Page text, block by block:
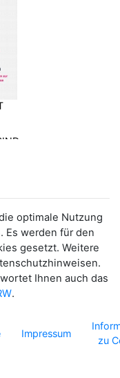
optimale Nutzung
Es werden für den
gesetzt. Weitere
Ihnen auch das
.
Impressum
zu